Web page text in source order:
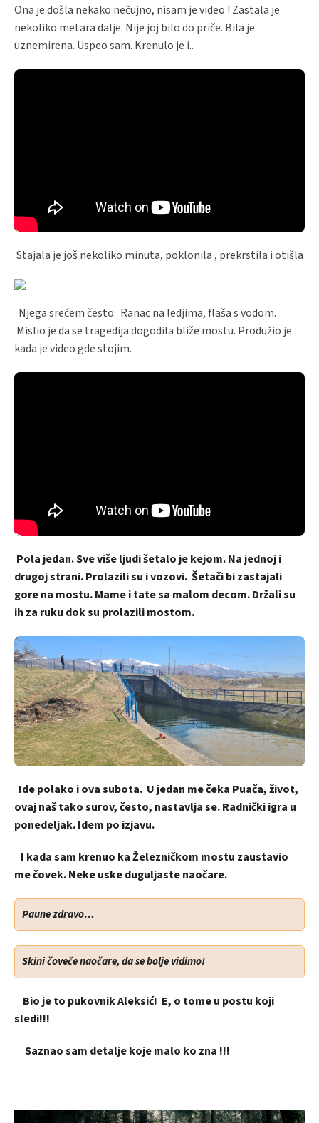
Ona je došla nekako nečujno, nisam je video ! Zastala je
nekoliko metara dalje. Nije joj bilo do priče. Bila je
uznemirena. Uspeo sam. Krenulo je i..
Stajala je još nekoliko minuta, poklonila , prekrstila i otišla
Njega srećem često. Ranac na ledjima, flaša s vodom.
Mislio je da se tragedija dogodila bliže mostu. Produžio je
kada je video gde stojim.
Pola jedan. Sve više ljudi šetalo je kejom. Na jednoj i
drugoj strani. Prolazili su i vozovi. Šetači bi zastajali
gore na mostu. Mame i tate sa malom decom. Držali su
ih za ruku dok su prolazili mostom.
Ide polako i ova subota. U jedan me čeka Puača, život,
ovaj naš tako surov, često, nastavlja se. Radnički igra u
ponedeljak. Idem po izjavu.
I kada sam krenuo ka Železničkom mostu zaustavio
me čovek. Neke uske duguljaste naočare.
Paune zdravo…
Skini čoveče naočare, da se bolje vidimo!
Bio je to pukovnik Aleksić! E, o tome u postu koji
sledi!!!
Saznao sam detalje koje malo ko zna !!!